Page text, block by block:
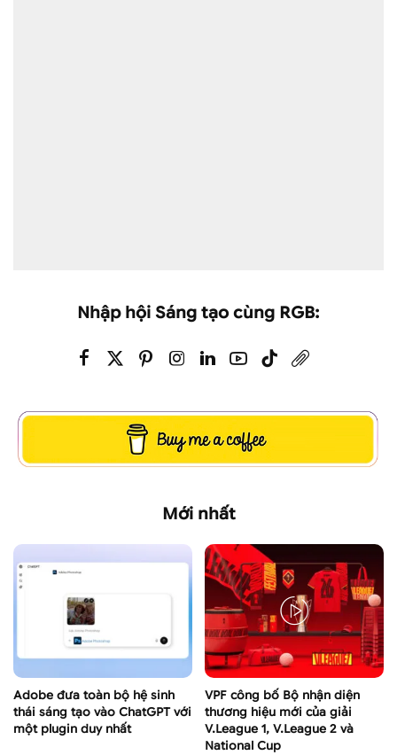
Nhập hội Sáng tạo cùng RGB:
Mới nhất
Adobe đưa toàn bộ hệ sinh
thái sáng tạo vào ChatGPT với
một plugin duy nhất
VPF công bố Bộ nhận diện
thương hiệu mới của giải
V.League 1, V.League 2 và
National Cup